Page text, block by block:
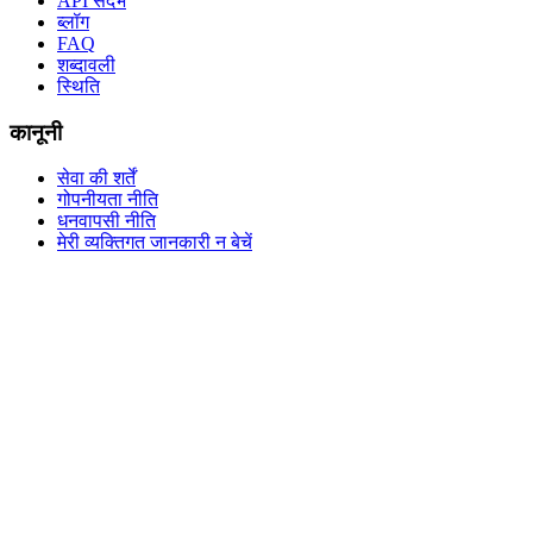
ब्लॉग
FAQ
शब्दावली
स्थिति
कानूनी
सेवा की शर्तें
गोपनीयता नीति
धनवापसी नीति
मेरी व्यक्तिगत जानकारी न बेचें